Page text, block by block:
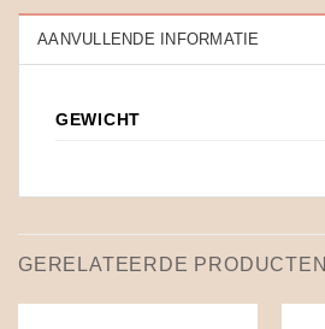
AANVULLENDE INFORMATIE
GEWICHT
GERELATEERDE PRODUCTEN